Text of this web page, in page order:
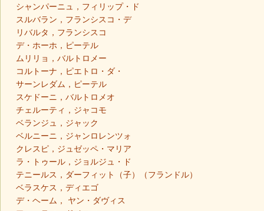
シャンパーニュ，フィリップ・ド
スルバラン，フランシスコ・デ
リバルタ，フランシスコ
デ・ホーホ，ピーテル
ムリリョ，バルトロメー
コルトーナ，ピエトロ・ダ・
サーンレダム，ピーテル
スケドーニ，バルトロメオ
チェルーティ，ジャコモ
ベランジュ，ジャック
ベルニーニ，ジャンロレンツォ
クレスピ，ジュゼッペ・マリア
ラ・トゥール，ジョルジュ・ド
テニールス，ダーフィット（子）（フランドル）
ベラスケス，ディエゴ
デ・ヘーム， ヤン・ダヴィス